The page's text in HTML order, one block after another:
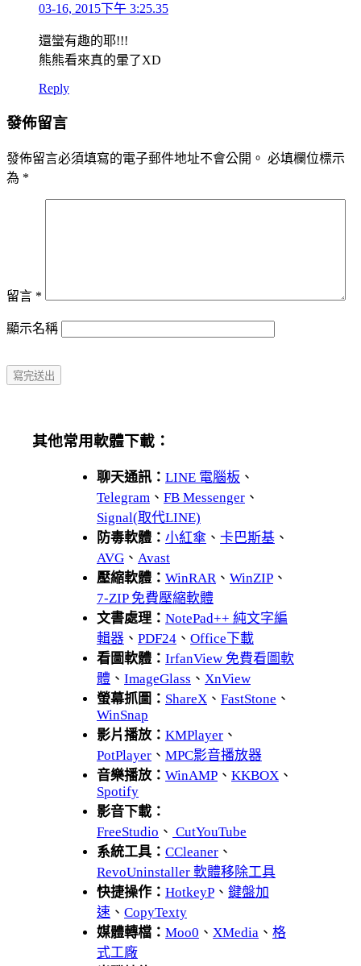
03-16, 2015下午 3:25.35
還蠻有趣的耶!!!
熊熊看來真的暈了XD
Reply
發佈留言
發佈留言必須填寫的電子郵件地址不會公開。 必填欄位標示
為 *
留言 *
顯示名稱
其他常用軟體下載：
聊天通訊： LINE 電腦板 、
Telegram 、 FB Messenger 、
Signal(取代LINE)
防毒軟體： 小紅傘 、 卡巴斯基 、
AVG 、 Avast
壓縮軟體： WinRAR 、 WinZIP 、
7-ZIP 免費壓縮軟體
文書處理： NotePad++ 純文字編
輯器 、 PDF24 、 Office下載
看圖軟體： IrfanView 免費看圖軟
體 、 ImageGlass 、 XnView
螢幕抓圖： ShareX 、 FastStone 、
WinSnap
影片播放： KMPlayer 、
PotPlayer 、 MPC影音播放器
音樂播放： WinAMP 、 KKBOX 、
Spotify
影音下載：
FreeStudio 、 CutYouTube
系統工具： CCleaner 、
RevoUninstaller 軟體移除工具
快捷操作： HotkeyP 、 鍵盤加
速 、 CopyTexty
媒體轉檔： Moo0 、 XMedia 、 格
式工廠